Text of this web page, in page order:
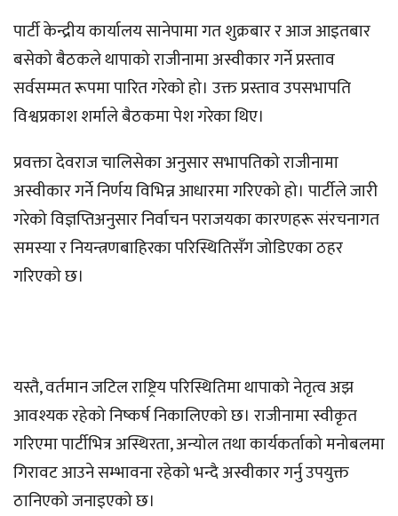
पार्टी केन्द्रीय कार्यालय सानेपामा गत शुक्रबार र आज आइतबार
बसेको बैठकले थापाको राजीनामा अस्वीकार गर्ने प्रस्ताव
सर्वसम्मत रूपमा पारित गरेको हो। उक्त प्रस्ताव उपसभापति
विश्वप्रकाश शर्माले बैठकमा पेश गरेका थिए।
प्रवक्ता देवराज चालिसेका अनुसार सभापतिको राजीनामा
अस्वीकार गर्ने निर्णय विभिन्न आधारमा गरिएको हो। पार्टीले जारी
गरेको विज्ञप्तिअनुसार निर्वाचन पराजयका कारणहरू संरचनागत
समस्या र नियन्त्रणबाहिरका परिस्थितिसँग जोडिएका ठहर
गरिएको छ।
यस्तै, वर्तमान जटिल राष्ट्रिय परिस्थितिमा थापाको नेतृत्व अझ
आवश्यक रहेको निष्कर्ष निकालिएको छ। राजीनामा स्वीकृत
गरिएमा पार्टीभित्र अस्थिरता, अन्योल तथा कार्यकर्ताको मनोबलमा
गिरावट आउने सम्भावना रहेको भन्दै अस्वीकार गर्नु उपयुक्त
ठानिएको जनाइएको छ।